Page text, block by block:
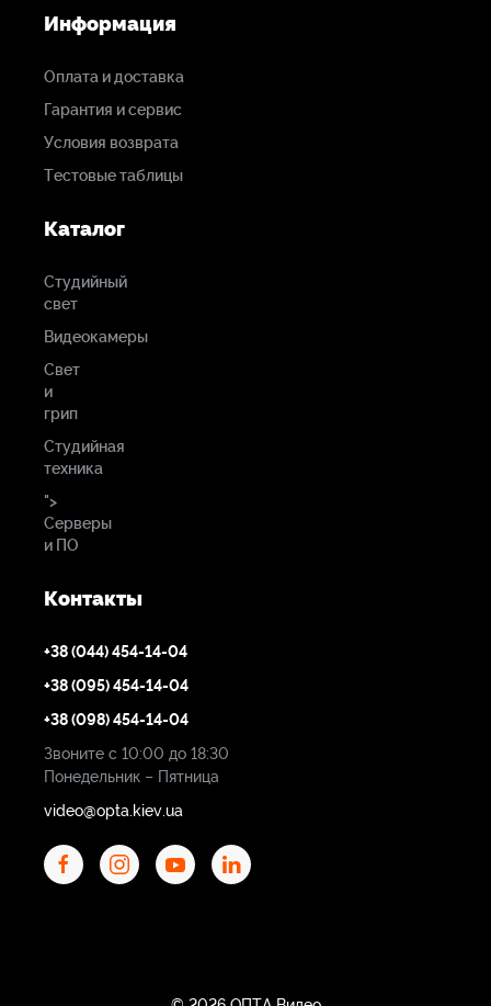
Информация
Оплата и доставка
Гарантия и сервис
Условия возврата
Тестовые таблицы
Каталог
Студийный
свет
Видеокамеры
Свет
и
грип
Студийная
техника
">
Серверы
и ПО
Контакты
+38 (044) 454-14-04
+38 (095) 454-14-04
+38 (098) 454-14-04
Звоните с 10:00 до 18:30
Понедельник – Пятница
video@opta.kiev.ua